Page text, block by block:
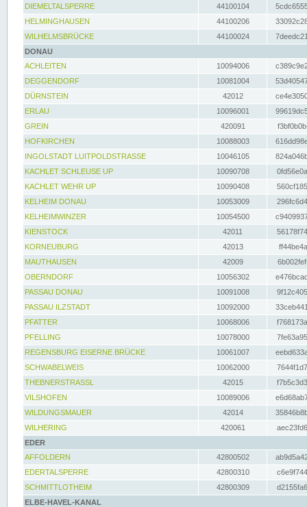
DIEMELTALSPERRE
44100104
HELMINGHAUSEN
44100206
WILHELMSBRÜCKE
44100024
DONAU
ACHLEITEN
10094006
DEGGENDORF
10081004
DÜRNSTEIN
42012
ERLAU
10096001
GREIN
420091
HOFKIRCHEN
10088003
INGOLSTADT LUITPOLDSTRASSE
10046105
KACHLET SCHLEUSE UP
10090708
KACHLET WEHR UP
10090408
KELHEIM DONAU
10053009
KELHEIMWINZER
10054500
KIENSTOCK
42011
KORNEUBURG
42013
MAUTHAUSEN
42009
OBERNDORF
10056302
PASSAU DONAU
10091008
PASSAU ILZSTADT
10092000
PFATTER
10068006
PFELLING
10078000
REGENSBURG EISERNE BRÜCKE
10061007
SCHWABELWEIS
10062000
THEBNERSTRASSL
42015
VILSHOFEN
10089006
WILDUNGSMAUER
42014
WILHERING
420061
EDER
AFFOLDERN
42800502
EDERTALSPERRE
42800310
SCHMITTLOTHEIM
42800309
ELBE-HAVEL-KANAL